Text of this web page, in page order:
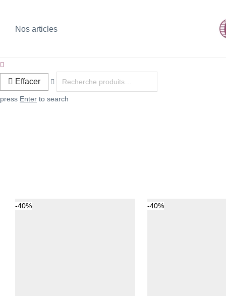
Nos articles
Effacer
press Enter to search
-40% -40%